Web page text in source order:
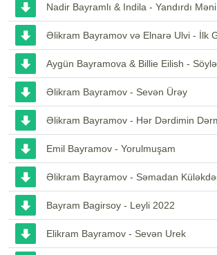
Nadir Bayramlı & Indila - Yandırdı
Əlikram Bayramov və Elnarə Ulvi - İlk
Aygün Bayramova & Billie Eilish -
Əlikram Bayramov - Sevən Ürəy
Əlikram Bayramov - Hər Dərdimin
Emil Bayramov - Yorulmuşam
Əlikram Bayramov - Səmadan
Bayram Bagirsoy - Leyli 2022
Elikram Bayramov - Sevən Urek